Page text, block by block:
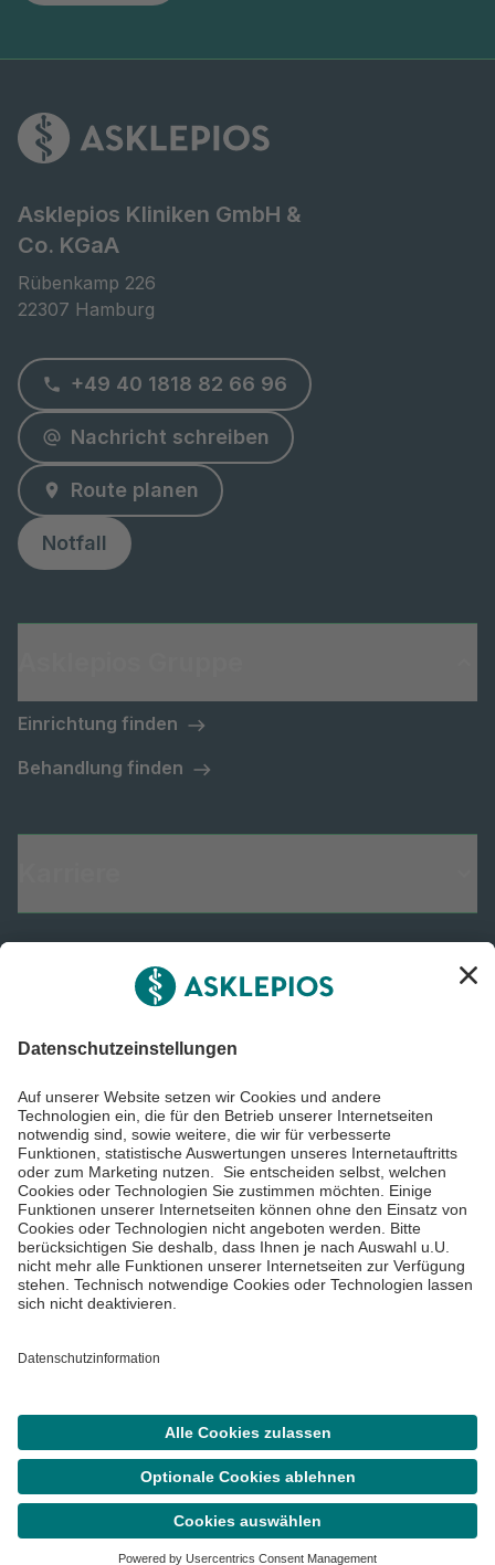
Menü
SucheTermin
Asklepios Kliniken GmbH &
Co. KGaA
Rübenkamp 226
22307 Hamburg
+49 40 1818 82 66 96
Nachricht schreiben
Route planen
Notfall
Einrichtung finden
Behandlung finden
Informiert bleiben
Impressum
Datenschutzinformationen
Barrierefreiheit
©Asklepios Kliniken GmbH & Co. KGaA 2026